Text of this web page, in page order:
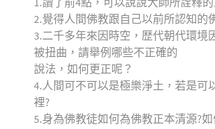
1.讀了前4點，可以說說大師所詮釋
2.覺得人間佛教跟自己以前所認知的
3.二千多年來因時空，歴代朝代環境
被扭曲，請舉例哪些不正確的
說法，如何更正呢？
4.人間可不可以是極樂淨土，若是可
裡?
5.身為佛教徒如何為佛教正本清源?